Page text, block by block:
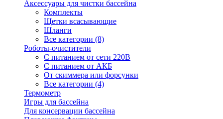
Аксессуары для чистки бассейна
Комплекты
Щетки всасывающие
Шланги
Все категории (8)
Роботы-очистители
С питанием от сети 220В
С питанием от АКБ
От скиммера или форсунки
Все категории (4)
Термометр
Игры для бассейна
Для консервации бассейна